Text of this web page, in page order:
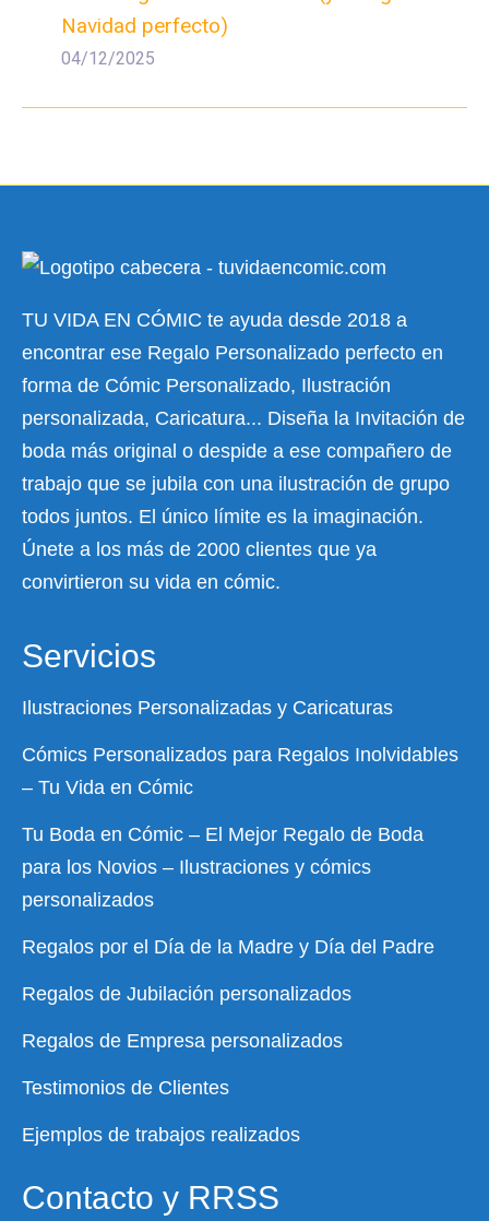
Navidad perfecto)
04/12/2025
TU VIDA EN CÓMIC te ayuda desde 2018 a
encontrar ese Regalo Personalizado perfecto en
forma de Cómic Personalizado, Ilustración
personalizada, Caricatura... Diseña la Invitación de
boda más original o despide a ese compañero de
trabajo que se jubila con una ilustración de grupo
todos juntos. El único límite es la imaginación.
Únete a los más de 2000 clientes que ya
convirtieron su vida en cómic.
Servicios
Ilustraciones Personalizadas y Caricaturas
Cómics Personalizados para Regalos Inolvidables
– Tu Vida en Cómic
Tu Boda en Cómic – El Mejor Regalo de Boda
para los Novios – Ilustraciones y cómics
personalizados
Regalos por el Día de la Madre y Día del Padre
Regalos de Jubilación personalizados
Regalos de Empresa personalizados
Testimonios de Clientes
Ejemplos de trabajos realizados
Contacto y RRSS